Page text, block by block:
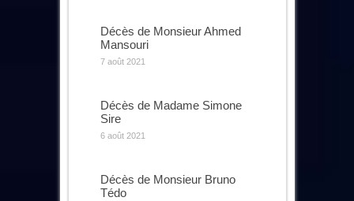
Décès de Monsieur Ahmed
Mansouri
7 août 2021
Décès de Madame Simone
Sire
6 août 2021
Décès de Monsieur Bruno
Tédo